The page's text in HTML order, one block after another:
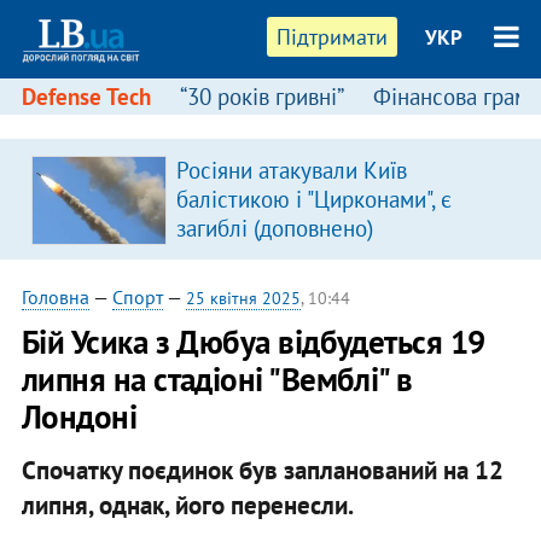
Підтримати УКР
Defense Tech “30 років гривні” Фінансова
Росіяни атакували Київ
балістикою і "Цирконами", є
загиблі (доповнено)
Головна — Спорт— 25 квітня 2025, 10:44
Бій Усика з Дюбуа відбудеться 19
липня на стадіоні "Вемблі" в
Лондоні
Спочатку поєдинок був запланований на 12
липня, однак, його перенесли.